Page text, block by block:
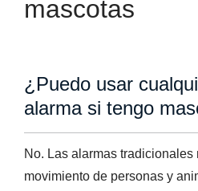
mascotas
¿Puedo usar
alarma si tengo
No. Las alarmas tradicionales
movimiento de personas y